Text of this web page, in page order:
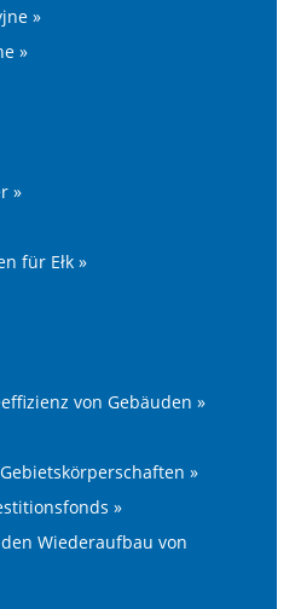
»
»
»
für Ełk »
von Gebäuden »
»
»
Wiederaufbau von